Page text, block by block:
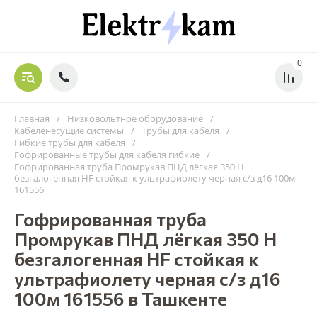
0
Главная / Низковольтное оборудование /
Кабеленесущие системы
/ Трубы для кабеля
/
Гибкие трубы для кабеля
/
Гофрированные трубы для кабеля гибкие /
Гофрированная труба Промрукав ПНД лёгкая 350 Н
безгалогенная HF стойкая к ультрафиолету черная с/з д16 100м
161556
Гофрированная труба
Промрукав ПНД лёгкая 350 Н
безгалогенная HF стойкая к
ультрафиолету черная с/з д16
100м 161556 в Ташкенте